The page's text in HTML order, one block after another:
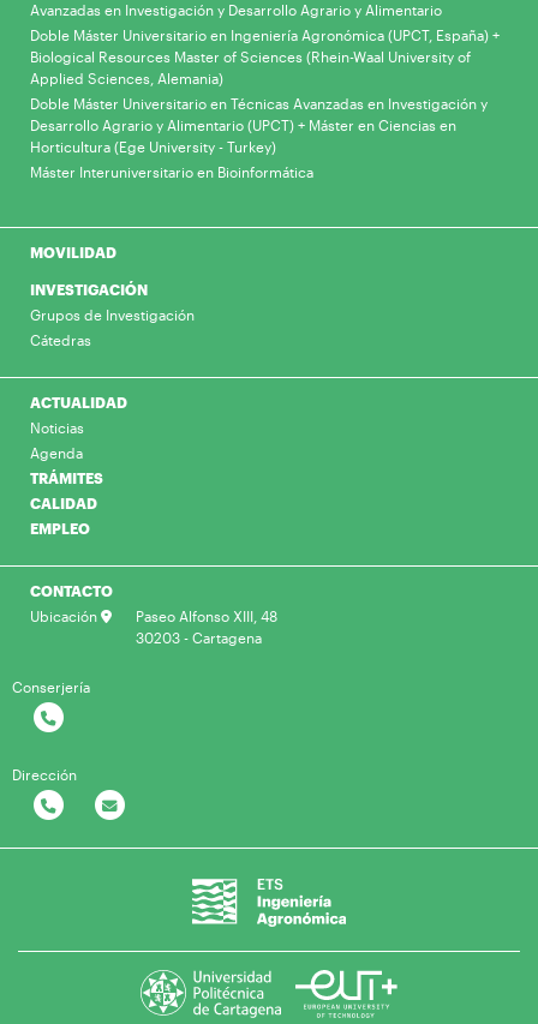
Avanzadas en Investigación y Desarrollo Agrario y Alimentario
Doble Máster Universitario en Ingeniería Agronómica (UPCT, España) +
Biological Resources Master of Sciences (Rhein-Waal University of
Applied Sciences, Alemania)
Doble Máster Universitario en Técnicas Avanzadas en Investigación y
Desarrollo Agrario y Alimentario (UPCT) + Máster en Ciencias en
Horticultura (Ege University - Turkey)
Máster Interuniversitario en Bioinformática
MOVILIDAD
INVESTIGACIÓN
Grupos de Investigación
Cátedras
ACTUALIDAD
Noticias
Agenda
TRÁMITES
CALIDAD
EMPLEO
CONTACTO
Ubicación
Paseo Alfonso XIII, 48
30203 - Cartagena
Conserjería
Dirección